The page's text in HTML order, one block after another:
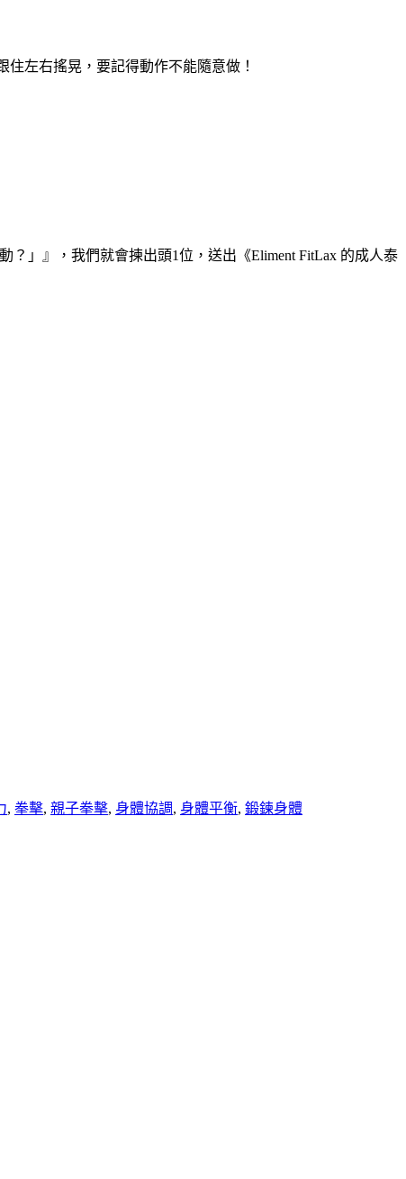
左右搖晃，要記得動作不能隨意做！
」』，我們就會揀出頭1位，送出《Eliment FitLax 的成人泰
, 拳擊, 親子拳擊, 身體協調, 身體平衡, 鍛鍊身體